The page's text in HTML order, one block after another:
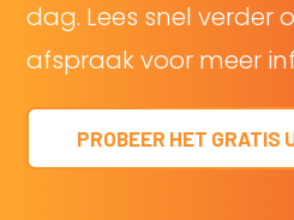
dag. Lees snel verder
afspraak voor meer
PROBEER HET GRATIS